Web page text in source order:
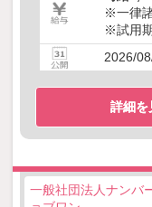
※一律
※試用
2026/
詳細を
一般社団法人ナンバ